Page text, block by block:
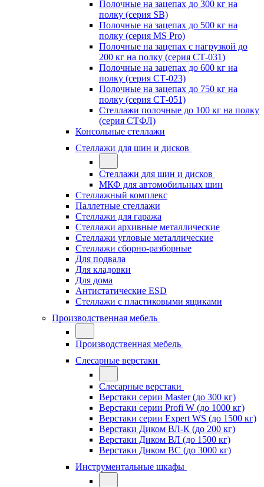
Полочные на зацепах до 300 кг на
полку (серия SB)
Полочные на зацепах до 500 кг на
полку (серия MS Pro)
Полочные на зацепах с нагрузкой до
200 кг на полку (серия СТ-031)
Полочные на зацепах до 600 кг на
полку (серия СТ-023)
Полочные на зацепах до 750 кг на
полку (серия СТ-051)
Стеллажи полочные до 100 кг на полку
(серия СТФЛ)
Консольные стеллажи
Стеллажи для шин и дисков
Стеллажи для шин и дисков
МКФ для автомобильных шин
Стеллажный комплекс
Паллетные стеллажи
Стеллажи для гаража
Стеллажи архивные металлические
Стеллажи угловые металлические
Стеллажи сборно-разборные
Для подвала
Для кладовки
Для дома
Антистатические ESD
Стеллажи с пластиковыми ящиками
Производственная мебель
Производственная мебель
Слесарные верстаки
Слесарные верстаки
Верстаки серии Master (до 300 кг)
Верстаки серии Profi W (до 1000 кг)
Верстаки серии Expert WS (до 1500 кг)
Верстаки Диком ВЛ-К (до 200 кг)
Верстаки Диком ВЛ (до 1500 кг)
Верстаки Диком ВС (до 3000 кг)
Инструментальные шкафы